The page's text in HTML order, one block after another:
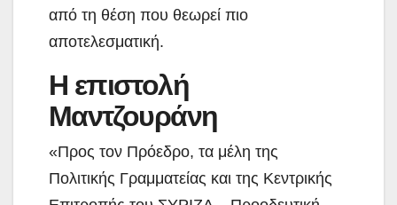
από τη θέση που θεωρεί πιο
αποτελεσματική.
Η επιστολή
Μαντζουράνη
«Προς τον Πρόεδρο, τα μέλη της
Πολιτικής Γραμματείας και της Κεντρικής